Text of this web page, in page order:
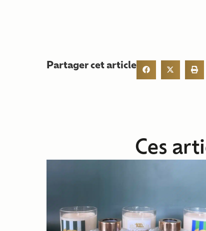
Partager cet article
Ces